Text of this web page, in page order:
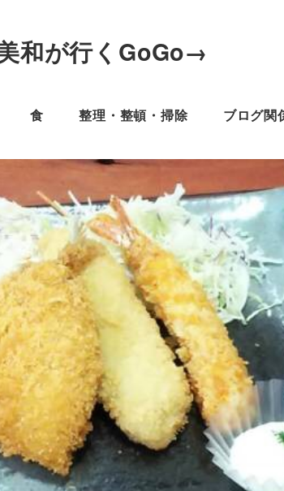
和が行くGoGo→
食 整理・整頓・掃除 ブログ関